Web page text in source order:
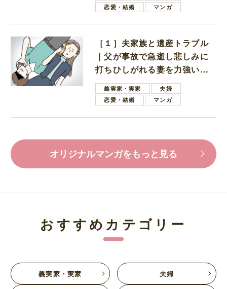
恋愛・結婚
マンガ
［１］夫家族と遺産トラブル
｜父が事故で急逝し悲しみに
打ちひしがれる妻を力強い言
葉で励ます夫
義実家・実家
夫婦
恋愛・結婚
マンガ
オリジナルマンガをもっと見る
おすすめカテゴリー
義実家・実家 夫婦